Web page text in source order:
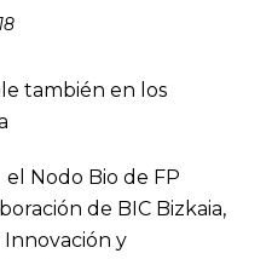
también en los
el Nodo Bio de FP
de BIC Bizkaia,
y